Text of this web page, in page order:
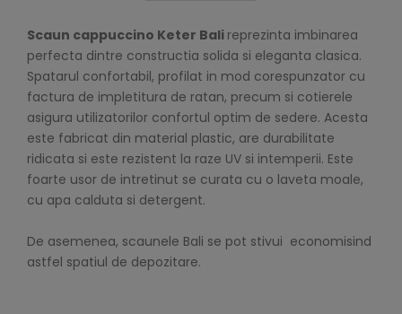
Scaun cappuccino Keter Bali reprezinta imbinarea
perfecta dintre constructia solida si eleganta clasica.
Spatarul confortabil, profilat in mod corespunzator cu
factura de impletitura de ratan, precum si cotierele
asigura utilizatorilor confortul optim de sedere. Acesta
este fabricat din material plastic, are durabilitate
ridicata si este rezistent la raze UV si intemperii. Este
foarte usor de intretinut se curata cu o laveta moale,
cu apa calduta si detergent.
De asemenea, scaunele Bali se pot stivui economisind
astfel spatiul de depozitare.